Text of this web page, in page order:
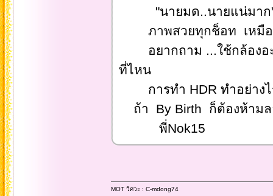
"นายมด..นายแน่มาก
ภาพสวยทุกช็อท เหมือน
อยากถาม ...ใช้กล้องอะไ
ที่ไหน
การทำ HDR ทำอย่างไ
ถ้า By Birth ก็ต้องห้ามล
พี่Nok15
MOT วิศวะ : C-mdong74